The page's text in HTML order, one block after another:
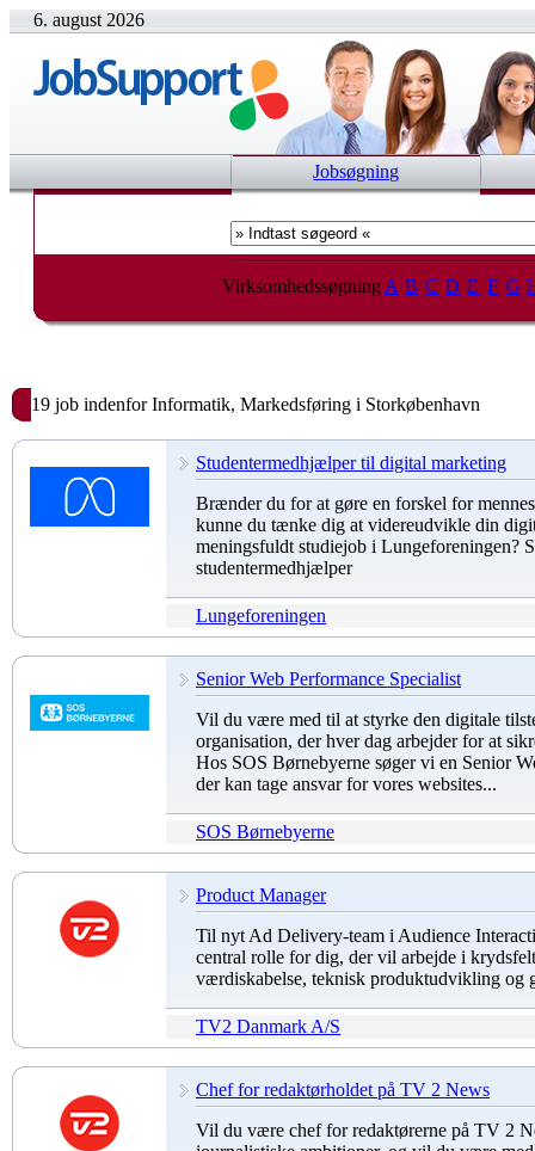
6. august 2026
Jobsøgning
Virksomhedssøgning A B C D E F G
19 job indenfor Informatik, Markedsføring i Storkøbenhavn
Studentermedhjælper til digital marketing
Brænder du for at gøre en forskel for
kunne du tænke dig at videreudvikle din
meningsfuldt studiejob i Lungeforeningen?
studentermedhjælper
Lungeforeningen
Senior Web Performance Specialist
Vil du være med til at styrke den digitale
organisation, der hver dag arbejder for at
Hos SOS Børnebyerne søger vi en Senior
der kan tage ansvar for vores websites...
SOS Børnebyerne
Product Manager
Til nyt Ad Delivery-team i Audience
central rolle for dig, der vil arbejde i
værdiskabelse, teknisk produktudvikling og
TV2 Danmark A/S
Chef for redaktørholdet på TV 2 News
Vil du være chef for redaktørerne på TV 2